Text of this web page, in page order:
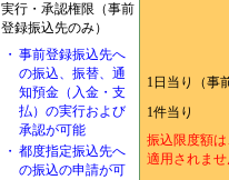
実行・承認権限（事前
登録振込先のみ）
・ 事前登録振込先へ
の振込、振替、通
知預金（入金・支
払）の実行および
承認が可能
・ 都度指定振込先へ
の振込の申請が可
1日当り（事
1件当り
振込限度額
適用されま